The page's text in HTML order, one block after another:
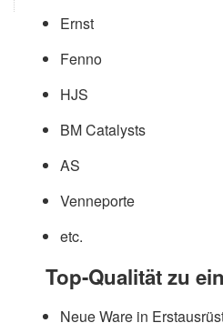
Ernst
Fenno
HJS
BM Catalysts
AS
Venneporte
etc.
Top-Qualität zu
Neue Ware in